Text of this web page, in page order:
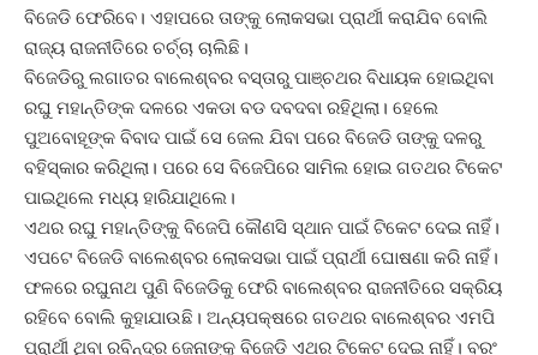
ବିଜେଡି ଫେରିବେ। ଏହାପରେ ତାଙ୍କୁ ଲୋକସଭା ପ୍ରାର୍ଥୀ କରାଯିବ ବୋଲି
ରାଜ୍ୟ ରାଜନୀତିରେ ଚର୍ଚ୍ଚା ଚାଲିଛି।
ବିଜେଡିରୁ ଲଗାତର ବାଲେଶ୍ବର ବସ୍ତାରୁ ପାଞ୍ଚଥର ବିଧାୟକ ହୋଇଥିବା
ରଘୁ ମହାନ୍ତିଙ୍କ ଦଳରେ ଏକଡା ବଡ ଦବଦବା ରହିଥିଲା। ହେଲେ
ପୁଅବୋହୂଙ୍କ ବିବାଦ ପାଇଁ ସେ ଜେଲ ଯିବା ପରେ ବିଜେଡି ତାଙ୍କୁ ଦଳରୁ
ବହିସ୍କାର କରିଥିଲା। ପରେ ସେ ବିଜେପିରେ ସାମିଲ ହୋଇ ଗତଥର ଟିକେଟ
ପାଇଥିଲେ ମଧ୍ୟ ହାରିଯାଥିଲେ।
ଏଥର ରଘୁ ମହାନ୍ତିଙ୍କୁ ବିଜେପି କୌଣସି ସ୍ଥାନ ପାଇଁ ଟିକେଟ ଦେଇ ନାହିଁ।
ଏପଟେ ବିଜେଡି ବାଲେଶ୍ବର ଲୋକସଭା ପାଇଁ ପ୍ରାର୍ଥୀ ଘୋଷଣା କରି ନାହିଁ।
ଫଳରେ ରଘୁନାଥ ପୁଣି ବିଜେଡିକୁ ଫେରି ବାଲେଶ୍ବର ରାଜନୀତିରେ ସକ୍ରିୟ
ରହିବେ ବୋଲି କୁହାଯାଉଛି। ଅନ୍ୟପକ୍ଷରେ ଗତଥର ବାଲେଶ୍ବର ଏମପି
ପ୍ରାର୍ଥୀ ଥିବା ରବିନ୍ଦ୍ର ଜେନାଙ୍କୁ ବିଜେଡି ଏଥର ଟିକେଟ ଦେଇ ନାହିଁ। ବରଂ